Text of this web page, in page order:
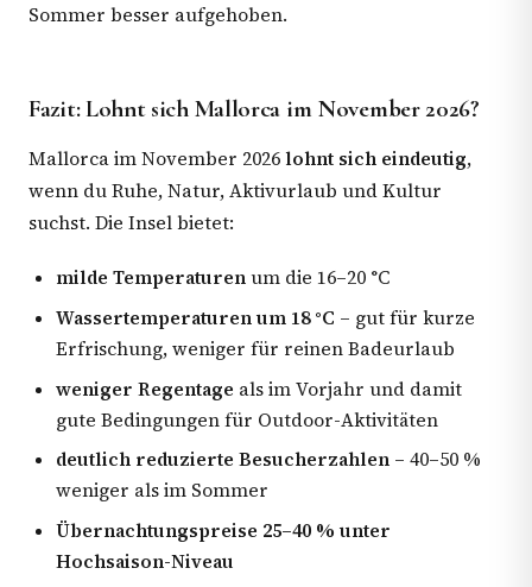
Sommer besser aufgehoben.
Fazit: Lohnt sich Mallorca im November 2026?
Mallorca im November 2026lohnt sich eindeutig,
wenn du Ruhe, Natur, Aktivurlaub und Kultur
suchst. Die Insel bietet:
milde Temperaturenum die 16–20 °C
Wassertemperaturen um 18 °C – gut für kurze
Erfrischung, weniger für reinen Badeurlaub
weniger Regentage als im Vorjahr und damit
gute Bedingungen für Outdoor-Aktivitäten
deutlich reduzierte Besucherzahlen – 40–50 %
weniger als im Sommer
Übernachtungspreise 25–40 % unter
Hochsaison-Niveau